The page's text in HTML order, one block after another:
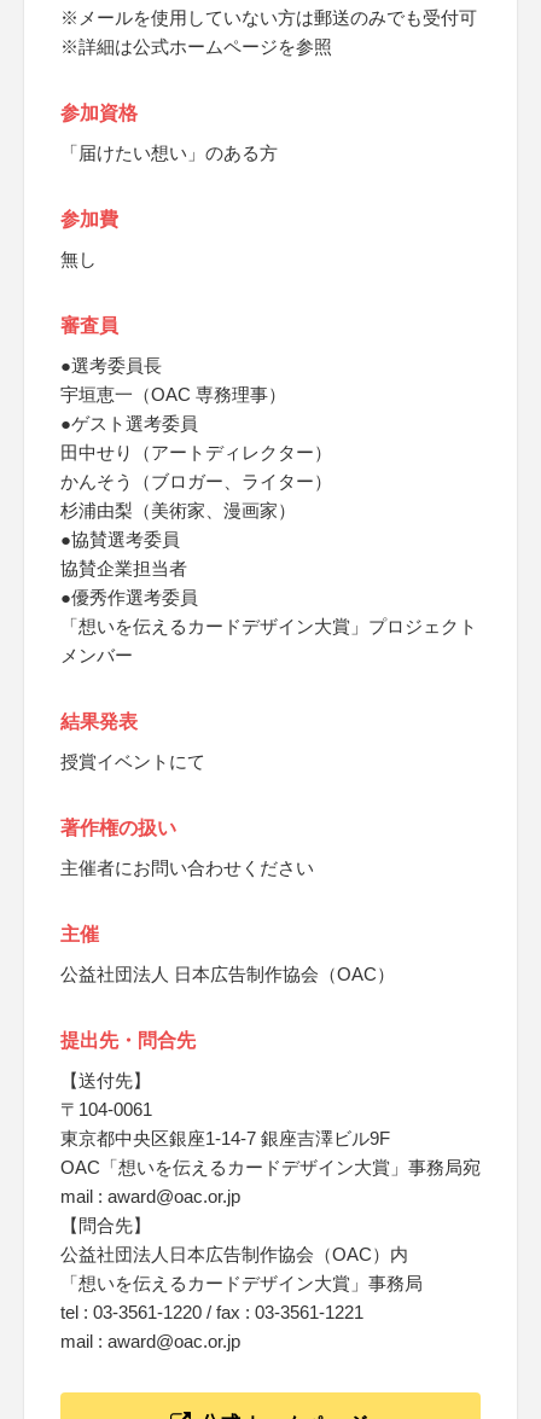
※メールを使用していない方は郵送のみでも受付可
※詳細は公式ホームページを参照
参加資格
「届けたい想い」のある方
参加費
無し
審査員
●選考委員長
宇垣恵一（OAC 専務理事）
●ゲスト選考委員
田中せり（アートディレクター）
かんそう（ブロガー、ライター）
杉浦由梨（美術家、漫画家）
●協賛選考委員
協賛企業担当者
●優秀作選考委員
「想いを伝えるカードデザイン大賞」プロジェクト
メンバー
結果発表
授賞イベントにて
著作権の扱い
主催者にお問い合わせください
主催
公益社団法人 日本広告制作協会（OAC）
提出先・問合先
【送付先】
〒104-0061
東京都中央区銀座1-14-7 銀座吉澤ビル9F
OAC「想いを伝えるカードデザイン大賞」事務局宛
mail : award@oac.or.jp
【問合先】
公益社団法人日本広告制作協会（OAC）内
「想いを伝えるカードデザイン大賞」事務局
tel : 03-3561-1220 / fax : 03-3561-1221
mail : award@oac.or.jp